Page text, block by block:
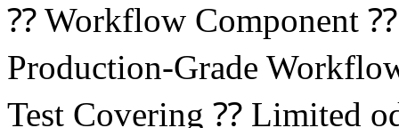
⁇ Workflow Component
Production-Grade
Test Covering ⁇ Limited